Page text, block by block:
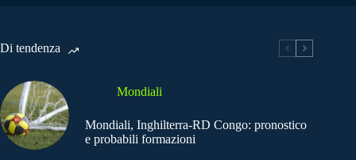
Di tendenza
Mondiali
Mondiali, Inghilterra-RD Congo: pronostico
e probabili formazioni